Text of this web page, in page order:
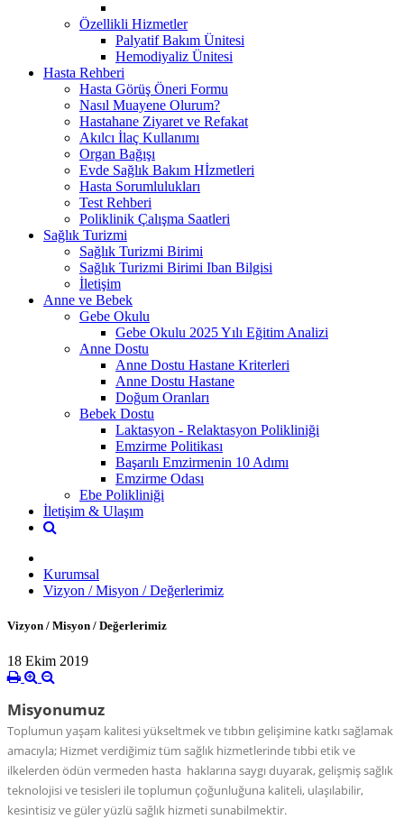
Özellikli Hizmetler
Palyatif Bakım Ünitesi
Hemodiyaliz Ünitesi
Hasta Rehberi
Hasta Görüş Öneri Formu
Nasıl Muayene Olurum?
Hastahane Ziyaret ve Refakat
Akılcı İlaç Kullanımı
Organ Bağışı
Evde Sağlık Bakım Hİzmetleri
Hasta Sorumlulukları
Test Rehberi
Poliklinik Çalışma Saatleri
Sağlık Turizmi
Sağlık Turizmi Birimi
Sağlık Turizmi Birimi Iban Bilgisi
İletişim
Anne ve Bebek
Gebe Okulu
Gebe Okulu 2025 Yılı Eğitim Analizi
Anne Dostu
Anne Dostu Hastane Kriterleri
Anne Dostu Hastane
Doğum Oranları
Bebek Dostu
Laktasyon - Relaktasyon Polikliniği
Emzirme Politikası
Başarılı Emzirmenin 10 Adımı
Emzirme Odası
Ebe Polikliniği
İletişim & Ulaşım
Kurumsal
Vizyon / Misyon / Değerlerimiz
Vizyon / Misyon / Değerlerimiz
18 Ekim 2019
Misyonumuz
Toplumun yaşam kalitesi yükseltmek ve tıbbın gelişimine katkı sağlamak
amacıyla; Hizmet verdiğimiz tüm sağlık hizmetlerinde tıbbi etik ve
ilkelerden ödün vermeden hasta haklarına saygı duyarak, gelişmiş sağlık
teknolojisi ve tesisleri ile toplumun çoğunluğuna kaliteli, ulaşılabilir,
kesintisiz ve güler yüzlü sağlık hizmeti sunabilmektir.